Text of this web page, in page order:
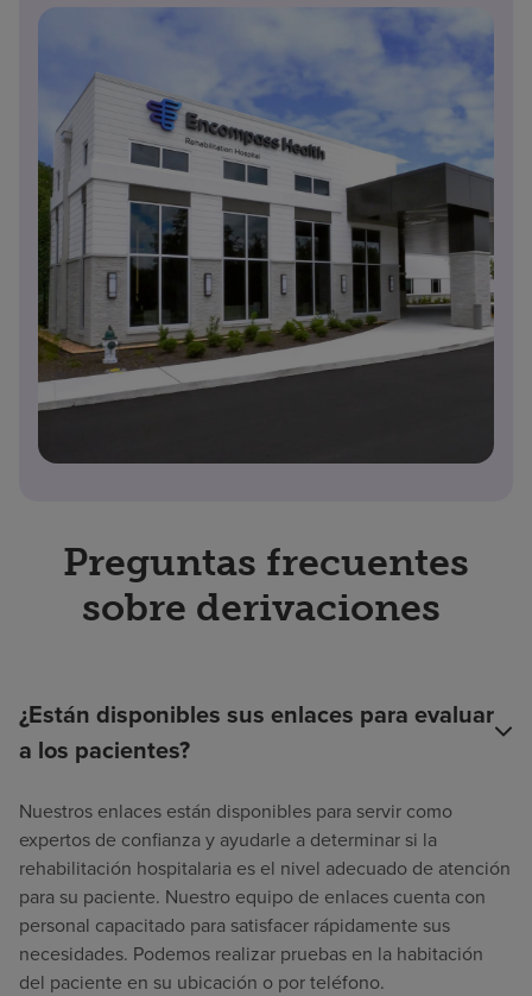
Preguntas frecuentes
sobre derivaciones
¿Están disponibles sus enlaces para evaluar
a los pacientes?
Nuestros enlaces están disponibles para servir como
expertos de confianza y ayudarle a determinar si la
rehabilitación hospitalaria es el nivel adecuado de atención
para su paciente. Nuestro equipo de enlaces cuenta con
personal capacitado para satisfacer rápidamente sus
necesidades. Podemos realizar pruebas en la habitación
del paciente en su ubicación o por teléfono.